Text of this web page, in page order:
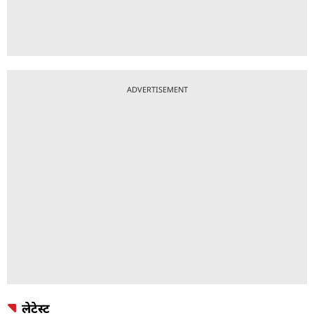
ADVERTISEMENT
लेटेस्ट